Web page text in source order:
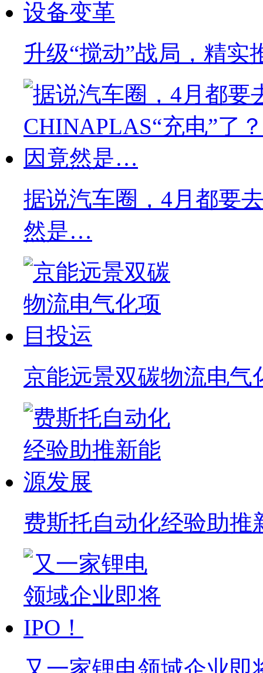
升级“搅动”战局，精实
据说汽车圈，4月都要
然是…
京能远景双碳物流电气
费斯托自动化经验助推